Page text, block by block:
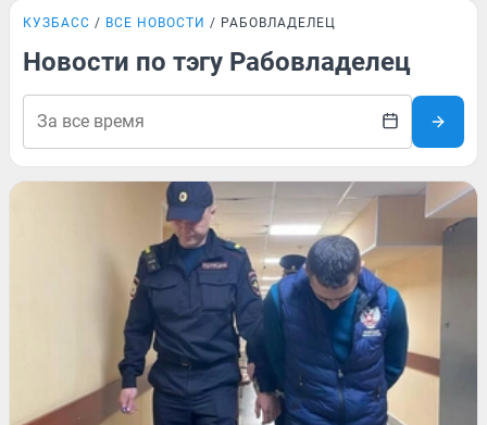
КУЗБАСС ВСЕ НОВОСТИ РАБОВЛАДЕЛЕЦ
Новости по тэгу Рабовладелец